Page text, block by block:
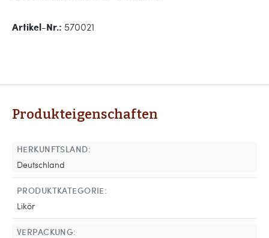
Artikel-Nr.: 570021
Produkteigenschaften
HERKUNFTSLAND:
Deutschland
PRODUKTKATEGORIE:
Likör
VERPACKUNG: